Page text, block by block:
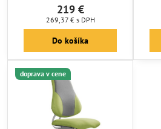
219 €
269,37 € s DPH
Do košíka
doprava v cene